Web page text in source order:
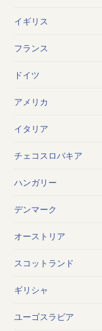
イギリス
フランス
ドイツ
アメリカ
イタリア
チェコスロバキア
ハンガリー
デンマーク
オーストリア
スコットランド
ギリシャ
ユーゴスラビア